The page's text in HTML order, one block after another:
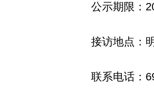
公示期限：
接访地点：
联系电话：